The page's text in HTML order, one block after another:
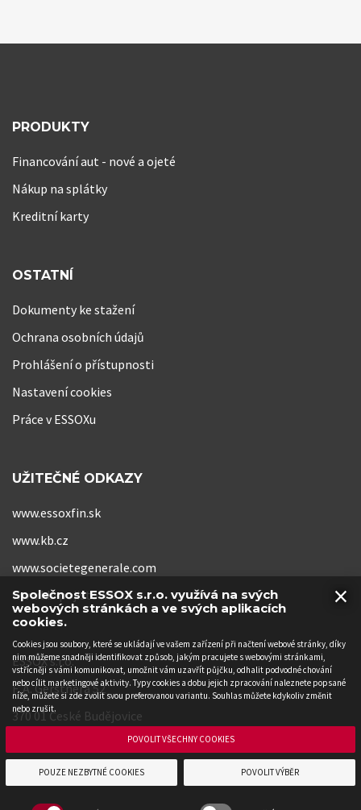
PRODUKTY
Financování aut - nové a ojeté
Nákup na splátky
Kreditní karty
OSTATNÍ
Dokumenty ke stažení
Ochrana osobních údajů
Prohlášení o přístupnosti
Nastavení cookies
Práce v ESSOXu
UŽITEČNÉ ODKAZY
www.essoxfin.sk
www.kb.cz
www.societegenerale.com
www.kb-pojistovna.cz
ESSOX s.r.o.
F. A. Gerstnera 52
370 01 České Budějovice
×
Společnost ESSOX s.r.o. využívá na svých
webových stránkách a ve svých aplikacích
cookies.
Cookies jsou soubory, které se ukládají ve vašem zařízení při načtení webové stránky, díky
nim můžeme snadněji identifikovat způsob, jakým pracujete s webovými stránkami,
vstřícněji s vámi komunikovat, umožnit vám uzavřít půjčku, odhalit podvodné chování
nebo cílit marketingové aktivity. Typy cookies a dobu jejich zpracování naleznete popsané
níže, můžete si zde zvolit svou preferovanou variantu. Souhlas můžete kdykoliv změnit
nebo zrušit.
POUZE NEZBYTNÉ COOKIES POVOLIT VÝBĚR
POVOLIT VŠECHNY COOKIES